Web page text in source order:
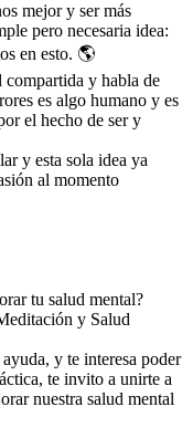
mejor y ser más
pero necesaria idea:
en esto. 🌎
y habla de
es algo humano y es
el hecho de ser y
y esta sola idea ya
al momento
tu salud mental?
y Salud
y te interesa poder
te invito a unirte a
nuestra salud mental